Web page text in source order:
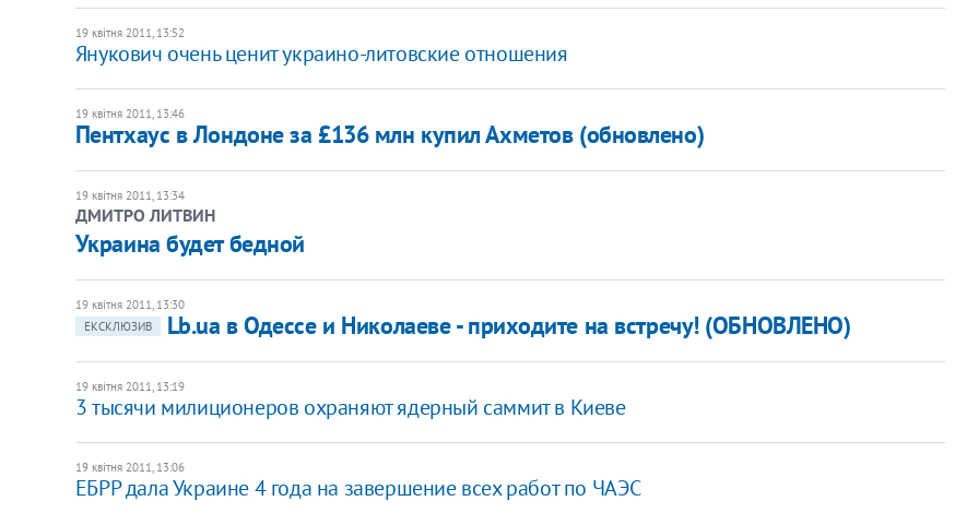
19 квітня 2011, 13:52
Янукович очень ценит украино-литовские отношения
19 квітня 2011, 13:46
​Пентхаус в Лондоне за £136 млн купил Ахметов (обновлено)
19 квітня 2011, 13:34
ДМИТРО ЛИТВИН
Украина будет бедной
19 квітня 2011, 13:30
ЕКСКЛЮЗИВ
Lb.ua в Одессе и Николаеве - приходите на встречу! (ОБНОВЛЕНО)
19 квітня 2011, 13:19
3 тысячи милиционеров охраняют ядерный саммит в Киеве
19 квітня 2011, 13:06
ЕБРР дала Украине 4 года на завершение всех работ по ЧАЭС